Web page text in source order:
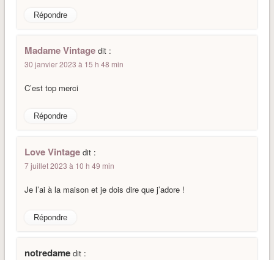
Répondre
Madame Vintage dit :
30 janvier 2023 à 15 h 48 min
C’est top merci
Répondre
Love Vintage dit :
7 juillet 2023 à 10 h 49 min
Je l’ai à la maison et je dois dire que j’adore !
Répondre
notredame dit :